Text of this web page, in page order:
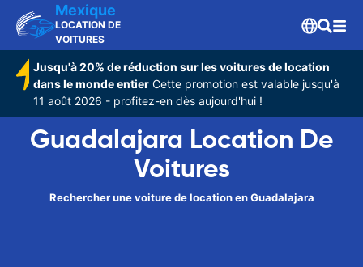
Mexique
LOCATION DE
VOITURES
Jusqu'à 20% de réduction sur les voitures de location
dans le monde entier Cette promotion est valable jusqu'à
11 août 2026 - profitez-en dès aujourd'hui !
Guadalajara Location De
Voitures
Rechercher une voiture de location en Guadalajara